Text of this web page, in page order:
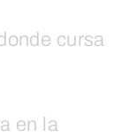
cursa
en la